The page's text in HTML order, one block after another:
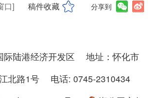
口] 稿件收藏 分享到
际陆港经济开发区 地址：怀化市
北路1号 电话: 0745-2310434